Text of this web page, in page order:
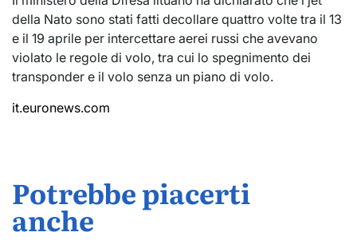
della Nato sono stati fatti decollare quattro volte tra il 13
e il 19 aprile per intercettare aerei russi che avevano
violato le regole di volo, tra cui lo spegnimento dei
transponder e il volo senza un piano di volo.
it.euronews.com
Potrebbe piacerti
anche